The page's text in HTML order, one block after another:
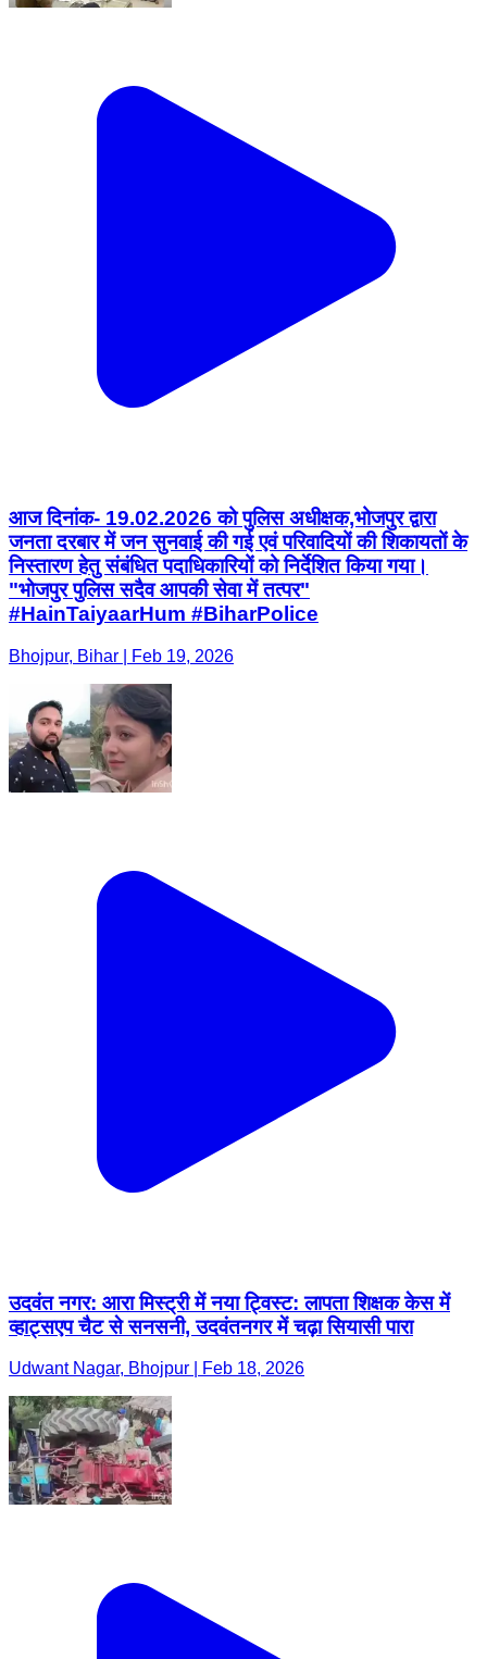
आज दिनांक- 19.02.2026 को पुलिस अधीक्षक,भोजपुर द्वारा
जनता दरबार में जन सुनवाई की गई एवं परिवादियों की शिकायतों के
निस्तारण हेतु संबंधित पदाधिकारियों को निर्देशित किया गया।
"भोजपुर पुलिस सदैव आपकी सेवा में तत्पर"
#HainTaiyaarHum #BiharPolice
Bhojpur, Bihar | Feb 19, 2026
उदवंत नगर: आरा मिस्ट्री में नया ट्विस्ट: लापता शिक्षक केस में
व्हाट्सएप चैट से सनसनी, उदवंतनगर में चढ़ा सियासी पारा
Udwant Nagar, Bhojpur | Feb 18, 2026